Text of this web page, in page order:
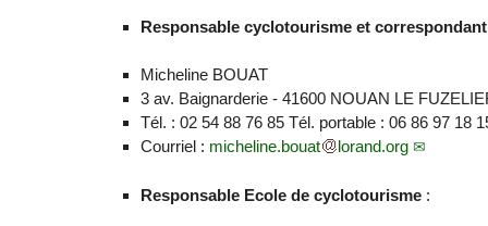
Responsable cyclotourisme et correspondant
Micheline BOUAT
3 av. Baignarderie - 41600 NOUAN LE
Tél. : 02 54 88 76 85 Tél. portable : 06 86 97 18
Courriel : micheline.bouat lorand.org
Responsable Ecole de cyclotourisme :